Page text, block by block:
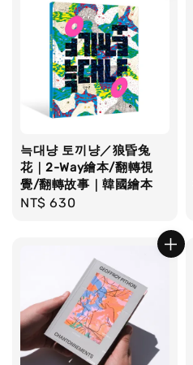
늑대냥 토끼냥／狼昏兔
花｜2-Way繪本/翻轉視
覺/翻轉故事｜韓國繪本
Regular
NT$ 630